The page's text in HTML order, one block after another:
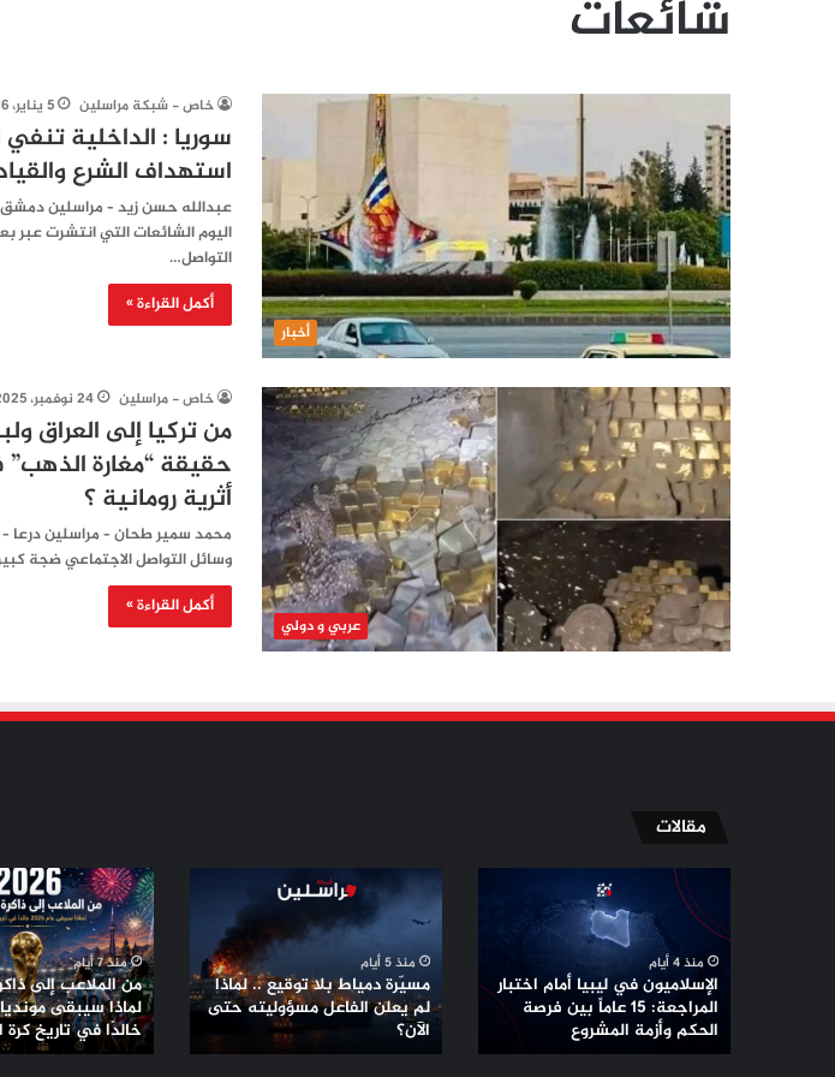
شائعات
أخبار
خاص - شبكة مراسلين 5 يناير، 2026
سوريا : الداخلية
استهداف الشرع
عبدالله حسن زيد – مراسلين دمشق-
اليوم الشائعات التي انتشرت عبر
التواصل…
أكمل القراءة »
عربي و دولي
خاص - مراسلين 24 نوفمبر، 2025
من تركيا إلى العراق
حقيقة “مغارة
أثرية رومانية ؟
محمد سمير طحان – مراسلين درعا
وسائل التواصل الاجتماعي ضجة
أكمل القراءة »
مقالات
الإسلاميون
ليبيا
أمام
اختبار
المراجعة:
عاماً
منذ 4 أيام
الإسلاميون في ليبيا أمام اختبار
المراجعة: 15 عاماً بين فرصة
الحكم وأزمة المشروع
مسيّرة
دمياط
بلا
توقيع
لماذا
لم
يعلن
منذ 5 أيام
مسيّرة دمياط بلا توقيع .. لماذا
لم يعلن الفاعل مسؤوليته حتى
الآن؟
من
الملاعب
إلى
ذاكرة
الجماهير..
لماذا
سيبقى
مونديال
منذ 7 أيام
من الملاعب إلى
خالدًا في تاريخ كرة